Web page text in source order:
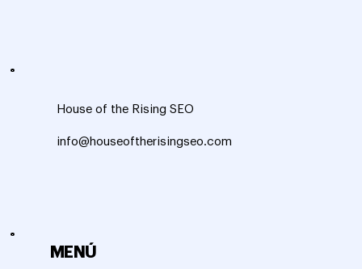
MENÚ
House of the Rising SEO
info@houseoftherisingseo.com